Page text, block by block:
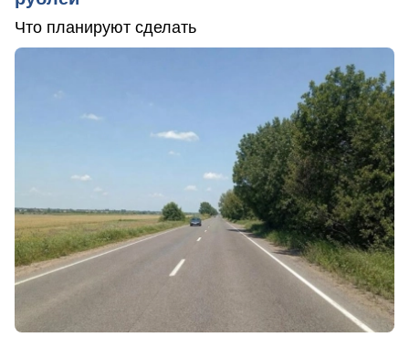
Что планируют сделать